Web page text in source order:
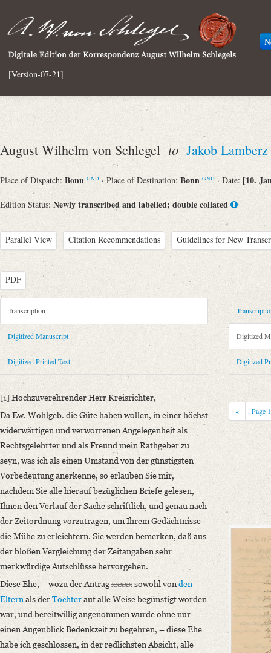
[Version-07-21]
August Wilhelm von Schlegel to Jakob Lamberz
Place of Dispatch: Bonn GND · Place of Destination: Bonn GND · Date: [10.
Edition Status: Newly transcribed and labelled; double collated
Parallel View Citation Recommendations Guidelines for New
PDF
Metadata Concerning Header
Sender: August Wilhelm von Schlegel
Recipient: Jakob Lamberz
Place of Dispatch: Bonn
Place of Destination: Bonn
Notations: Datum sowie Absende- und Empfangsort erschlossen.
Printed Text
Bibliography: Paul Kaufmann: Auf den Spuren August Wilhelm von
Incipit: „[1] Hochzuverehrender Herr Kreisrichter,
Da Ew. Wohlgeb. die Güte haben wollen, in einer höchst
Manuscript
Provider: Bonn, Universitäts- und Landesbibliothek
OAI Id: 1923103
Classification Number: S 2537 : II : 1-4
Provenance: 1939 aus Sondermitteln der Stiftung Vom Rath erworben.
Number of Pages: 1 e. Br. (4 Bl.)
Format: 24,3 x 20,4 cm
Particularities: Nach einer Blaustiftfoliierung handelt es sich um Bl. 1-
Language
German
Transcription
Digitized Manuscript
Digitized Printed Text
[1] Hochzuverehrender Herr Kreisrichter,
Da Ew. Wohlgeb. die Güte haben wollen, in einer höchst
widerwärtigen und verworrenen Angelegenheit als
Rechtsgelehrter und als Freund mein Rathgeber zu
seyn, was ich als einen Umstand von der günstigsten
Vorbedeutung anerkenne, so erlauben Sie mir,
nachdem Sie alle hierauf bezüglichen Briefe gelesen,
Ihnen den Verlauf der Sache schriftlich, und genau nach
der Zeitordnung vorzutragen, um Ihrem Gedächtnisse
die Mühe zu erleichtern. Sie werden bemerken, daß aus
der bloßen Vergleichung der Zeitangaben sehr
merkwürdige Aufschlüsse hervorgehen.
Diese Ehe, – wozu der Antragxxxxxsowohl vonden
Elternals derTochterauf alle Weise begünstigt worden
war, und bereitwillig angenommen wurde ohne nur
einen Augenblick Bedenkzeit zu begehren, – diese Ehe
habe ich geschlossen, in der redlichsten Absicht, alle
Digitized
Digitized
« Page 1